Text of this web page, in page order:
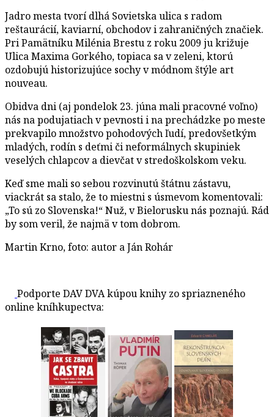
Jadro mesta tvorí dlhá Sovietska ulica s radom
reštaurácií, kaviarní, obchodov i zahraničných značiek.
Pri Pamätníku Milénia Brestu z roku 2009 ju križuje
Ulica Maxima Gorkého, topiaca sa v zeleni, ktorú
ozdobujú historizujúce sochy v módnom štýle art
nouveau.
Obidva dni (aj pondelok 23. júna mali pracovné voľno)
nás na podujatiach v pevnosti i na prechádzke po meste
prekvapilo množstvo pohodových ľudí, predovšetkým
mladých, rodín s deťmi či neformálnych skupiniek
veselých chlapcov a dievčat v stredoškolskom veku.
Keď sme mali so sebou rozvinutú štátnu zástavu,
viackrát sa stalo, že to miestni s úsmevom komentovali:
„To sú zo Slovenska!“ Nuž, v Bielorusku nás poznajú. Rád
by som veril, že najmä v tom dobrom.
Martin Krno, foto: autor a Ján Rohár
Podporte DAV DVA kúpou knihy zo spriazneného
online kníhkupectva: